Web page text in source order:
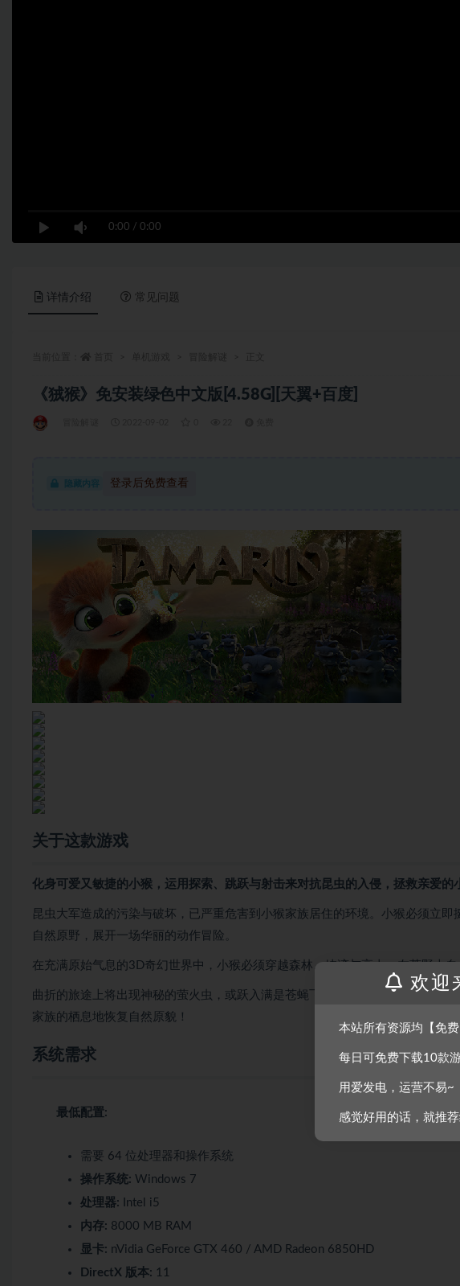
0:00 / 0:00
详情介绍 常见问题
《狨猴》免安装绿色中文版[4.58G][天翼+百度]
隐藏内容 登录后免费查看
关于这款游戏
化身可爱又敏捷的小猴，运用探索、跳跃与射击来对抗昆虫的入侵，拯救亲爱的
昆虫大军造成的污染与破坏，已严重危害到小猴家族居住的环境。小猴必须立
自然原野，展开一场华丽的动作冒险。
在充满原始气息的3D奇幻世界中，小猴必须穿越森林、峡湾与高山，在荒野上
曲折的旅途上将出现神秘的萤火虫，或跃入满是苍蝇飞舞的秘密地底世界，小猴
家族的栖息地恢复自然原貌！
系统需求
最低配置:
需要 64 位处理器和操作系统
操作系统: Windows 7
处理器: Intel i5
内存: 8000 MB RAM
显卡: nVidia GeForce GTX 460 / AMD Radeon 6850HD
DirectX 版本: 11
欢迎
本站所有资源均【免
每日可免费下载10款
用爱发电，运营不易~
感觉好用的话，就推